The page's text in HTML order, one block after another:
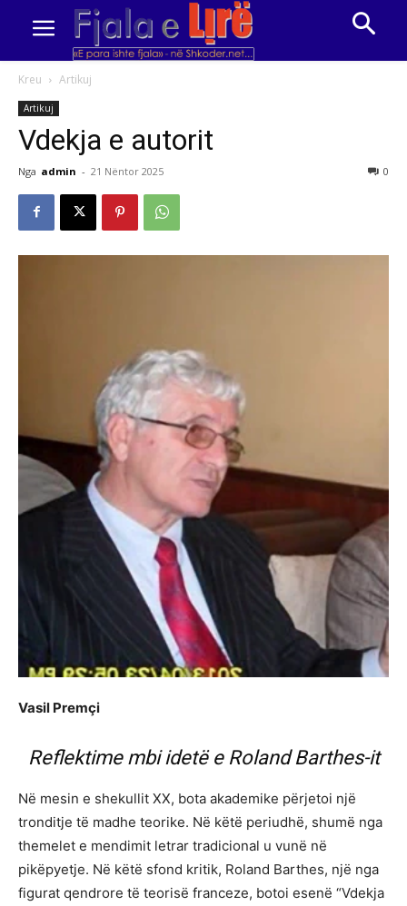
Kreu Artikuj
Artikuj
Vdekja e autorit
Nga admin - 21 Nëntor 2025 0
Vasil Premçi
Reflektime mbi idetë e Roland Barthes-it
Në mesin e shekullit XX, bota akademike përjetoi një
tronditje të madhe teorike. Në këtë periudhë, shumë nga
themelet e mendimit letrar tradicional u vunë në
pikëpyetje. Në këtë sfond kritik, Roland Barthes, një nga
figurat qendrore të teorisë franceze, botoi esenë “Vdekja